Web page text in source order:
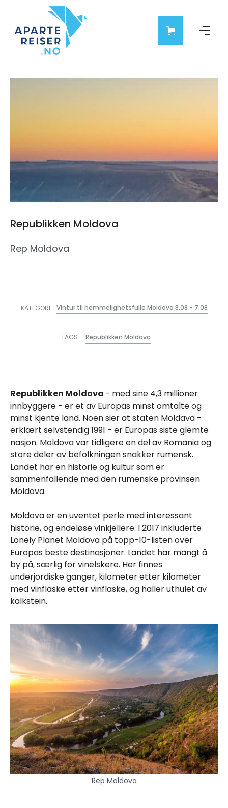
Republikken Moldova
Rep Moldova
KATEGORI: Vintur til hemmelighetsfulle Moldova 3.08 - 7.08
TAGS: Republikken Moldova
Republikken Moldova - med sine 4,3 millioner
innbyggere - er et av Europas minst omtalte og
minst kjente land. Noen sier at staten Moldava -
erklært selvstendig 1991 - er Europas siste glemte
nasjon. Moldova var tidligere en del av Romania og
store deler av befolkningen snakker rumensk.
Landet har en historie og kultur som er
sammenfallende med den rumenske provinsen
Moldova.
Moldova er en uventet perle med interessant
historie, og endeløse vinkjellere. I 2017 inkluderte
Lonely Planet Moldova på topp-10-listen over
Europas beste destinasjoner. Landet har mangt å
by på, særlig for vinelskere. Her finnes
underjordiske ganger, kilometer etter kilometer
med vinflaske etter vinflaske, og haller uthulet av
kalkstein.
Rep Moldova